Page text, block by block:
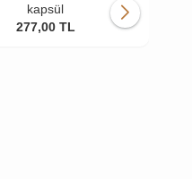
kapsül
277,00 TL